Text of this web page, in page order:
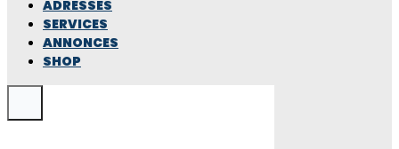
ADRESSES
SERVICES
ANNONCES
SHOP